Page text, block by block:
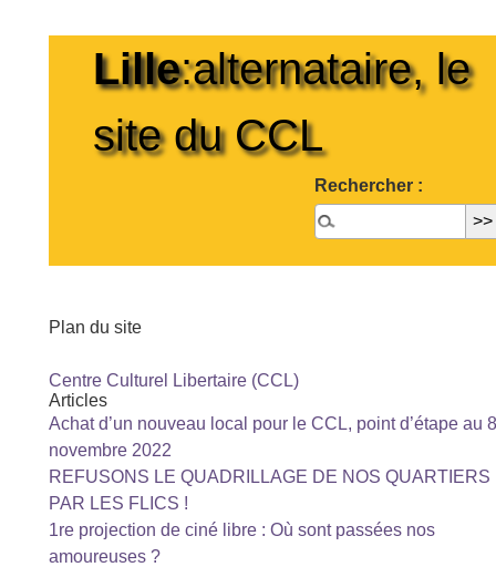
Lille:alternataire, le
site du CCL
Rechercher :
Plan du site
Centre Culturel Libertaire (CCL)
Articles
Achat d’un nouveau local pour le CCL, point d’étape au 8
novembre 2022
REFUSONS LE QUADRILLAGE DE NOS QUARTIERS
PAR LES FLICS !
1re projection de ciné libre : Où sont passées nos
amoureuses ?